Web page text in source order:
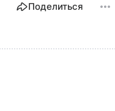
Поделиться